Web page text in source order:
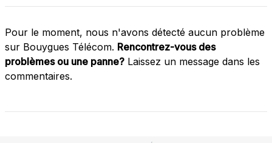
Pour le moment, nous n'avons détecté aucun problème
sur Bouygues Télécom. Rencontrez-vous des
problèmes ou une panne? Laissez un message dans les
commentaires.